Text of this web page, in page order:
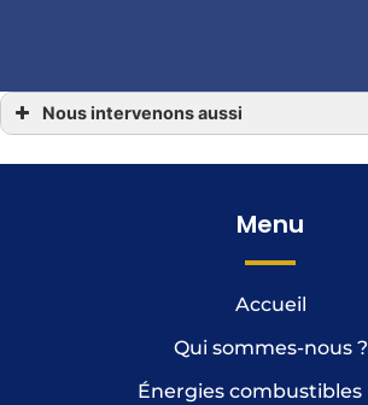
Nous intervenons aussi
Combustible Mayenne en Mayenne 53Menu
Accueil
Qui sommes-nous ?
Énergies combustibles